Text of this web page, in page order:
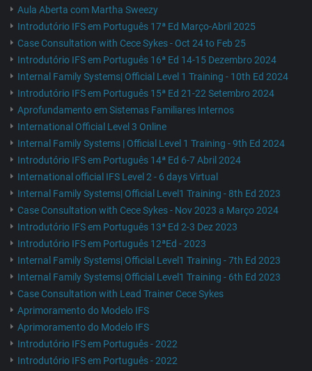
Aula Aberta com Martha Sweezy
Introdutório IFS em Português 17ª Ed Março-Abril 2025
Case Consultation with Cece Sykes - Oct 24 to Feb 25
Introdutório IFS em Português 16ª Ed 14-15 Dezembro 2024
Internal Family Systems| Official Level 1 Training - 10th Ed 2024
Introdutório IFS em Português 15ª Ed 21-22 Setembro 2024
Aprofundamento em Sistemas Familiares Internos
International Official Level 3 Online
Internal Family Systems | Official Level 1 Training - 9th Ed 2024
Introdutório IFS em Português 14ª Ed 6-7 Abril 2024
International official IFS Level 2 - 6 days Virtual
Internal Family Systems| Official Level1 Training - 8th Ed 2023
Case Consultation with Cece Sykes - Nov 2023 a Março 2024
Introdutório IFS em Português 13ª Ed 2-3 Dez 2023
Introdutório IFS em Português 12ªEd - 2023
Internal Family Systems| Official Level1 Training - 7th Ed 2023
Internal Family Systems| Official Level1 Training - 6th Ed 2023
Case Consultation with Lead Trainer Cece Sykes
Aprimoramento do Modelo IFS
Aprimoramento do Modelo IFS
Introdutório IFS em Português - 2022
Introdutório IFS em Português - 2022